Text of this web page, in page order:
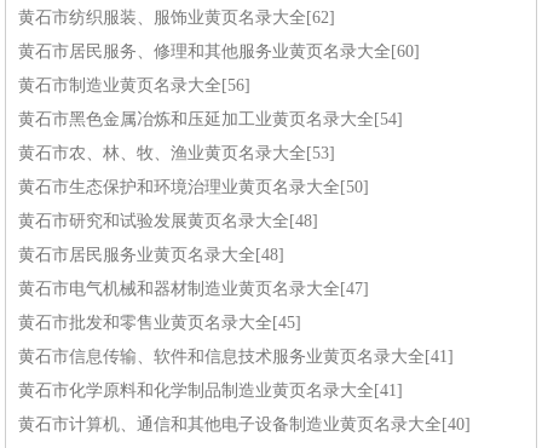
黄石市纺织服装、服饰业黄页名录大全[62]
黄石市居民服务、修理和其他服务业黄页名录大全[60]
黄石市制造业黄页名录大全[56]
黄石市黑色金属冶炼和压延加工业黄页名录大全[54]
黄石市农、林、牧、渔业黄页名录大全[53]
黄石市生态保护和环境治理业黄页名录大全[50]
黄石市研究和试验发展黄页名录大全[48]
黄石市居民服务业黄页名录大全[48]
黄石市电气机械和器材制造业黄页名录大全[47]
黄石市批发和零售业黄页名录大全[45]
黄石市信息传输、软件和信息技术服务业黄页名录大全[41]
黄石市化学原料和化学制品制造业黄页名录大全[41]
黄石市计算机、通信和其他电子设备制造业黄页名录大全[40]